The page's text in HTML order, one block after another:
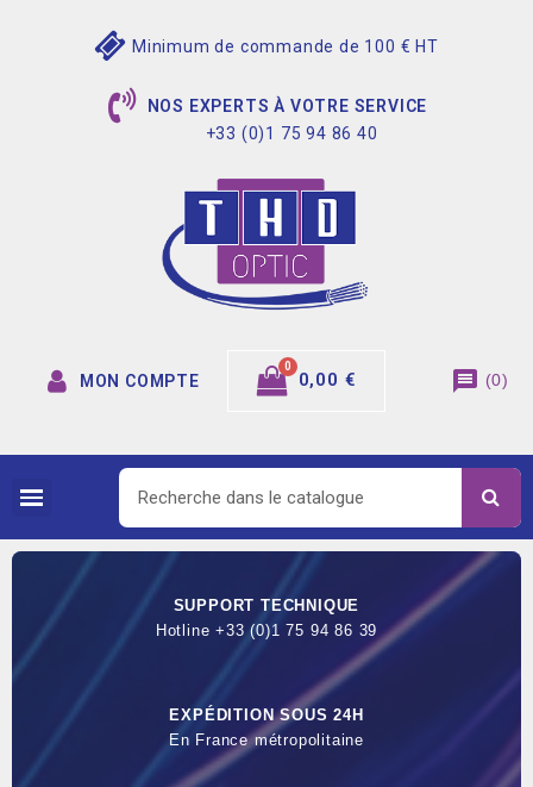
Minimum de commande de 100 € HT
NOS EXPERTS À VOTRE SERVICE
+33 (0)1 75 94 86 40
MON COMPTE 0,00 € message (0)
SUPPORT TECHNIQUE
Hotline +33 (0)1 75 94 86 39
EXPÉDITION SOUS 24H
En France métropolitaine